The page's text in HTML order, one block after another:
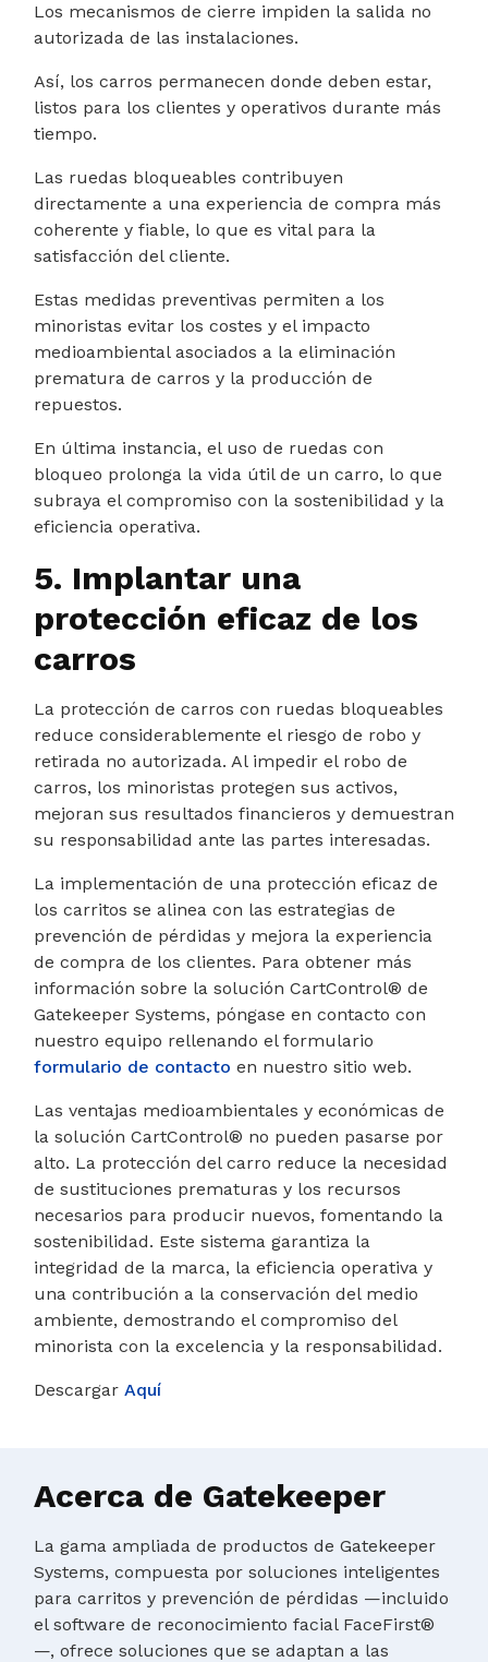
Los mecanismos de cierre impiden la salida no
autorizada de las instalaciones.
Así, los carros permanecen donde deben estar,
listos para los clientes y operativos durante más
tiempo.
Las ruedas bloqueables contribuyen
directamente a una experiencia de compra más
coherente y fiable, lo que es vital para la
satisfacción del cliente.
Estas medidas preventivas permiten a los
minoristas evitar los costes y el impacto
medioambiental asociados a la eliminación
prematura de carros y la producción de
repuestos.
En última instancia, el uso de ruedas con
bloqueo prolonga la vida útil de un carro, lo que
subraya el compromiso con la sostenibilidad y la
eficiencia operativa.
5. Implantar una
protección eficaz de los
carros
La protección de carros con ruedas bloqueables
reduce considerablemente el riesgo de robo y
retirada no autorizada. Al impedir el robo de
carros, los minoristas protegen sus activos,
mejoran sus resultados financieros y demuestran
su responsabilidad ante las partes interesadas.
La implementación de una protección eficaz de
los carritos se alinea con las estrategias de
prevención de pérdidas y mejora la experiencia
de compra de los clientes. Para obtener más
información sobre la solución CartControl® de
Gatekeeper Systems, póngase en contacto con
nuestro equipo rellenando el formulario
formulario de contacto en nuestro sitio web.
Las ventajas medioambientales y económicas de
la solución CartControl® no pueden pasarse por
alto. La protección del carro reduce la necesidad
de sustituciones prematuras y los recursos
necesarios para producir nuevos, fomentando la
sostenibilidad. Este sistema garantiza la
integridad de la marca, la eficiencia operativa y
una contribución a la conservación del medio
ambiente, demostrando el compromiso del
minorista con la excelencia y la responsabilidad.
Descargar Aquí
Acerca de Gatekeeper
La gama ampliada de productos de Gatekeeper
Systems, compuesta por soluciones inteligentes
para carritos y prevención de pérdidas —incluido
el software de reconocimiento facial FaceFirst®
—, ofrece soluciones que se adaptan a las